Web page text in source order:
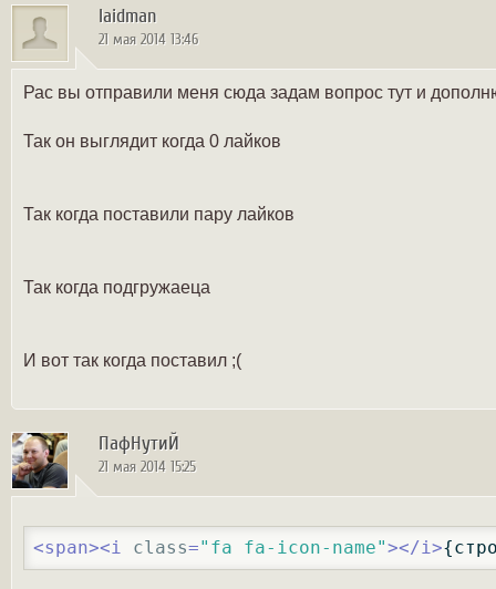
laidman
21 мая 2014 13:46
Рас вы отправили меня сюда задам вопрос тут и
Так он выглядит когда 0 лайков
Так когда поставили пару лайков
Так когда подгружаеца
И вот так когда поставил ;(
ПафНутиЙ
21 мая 2014 15:25
<span><i class="fa fa-icon-name"></i >